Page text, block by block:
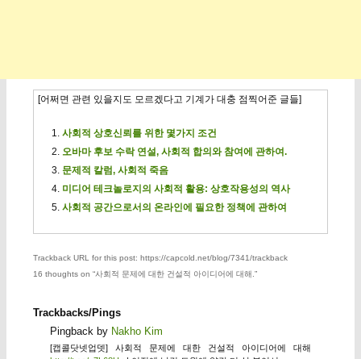
[어쩌면 관련 있을지도 모르겠다고 기계가 대충 점찍어준 글들]
사회적 상호신뢰를 위한 몇가지 조건
오바마 후보 수락 연설, 사회적 합의와 참여에 관하여.
문제적 칼럼, 사회적 죽음
미디어 테크놀로지의 사회적 활용: 상호작용성의 역사
사회적 공간으로서의 온라인에 필요한 정책에 관하여
Trackback URL for this post: https://capcold.net/blog/7341/trackback
16 thoughts on “사회적 문제에 대한 건설적 아이디어에 대해. ”
Trackbacks/Pings
Pingback by Nakho Kim
[캡콜닷넷업뎃] 사회적 문제에 대한 건설적 아이디어에 대해